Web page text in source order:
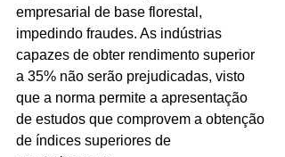
empresarial de base florestal,
impedindo fraudes. As indústrias
capazes de obter rendimento superior
a 35% não serão prejudicadas, visto
que a norma permite a apresentação
de estudos que comprovem a obtenção
de índices superiores de